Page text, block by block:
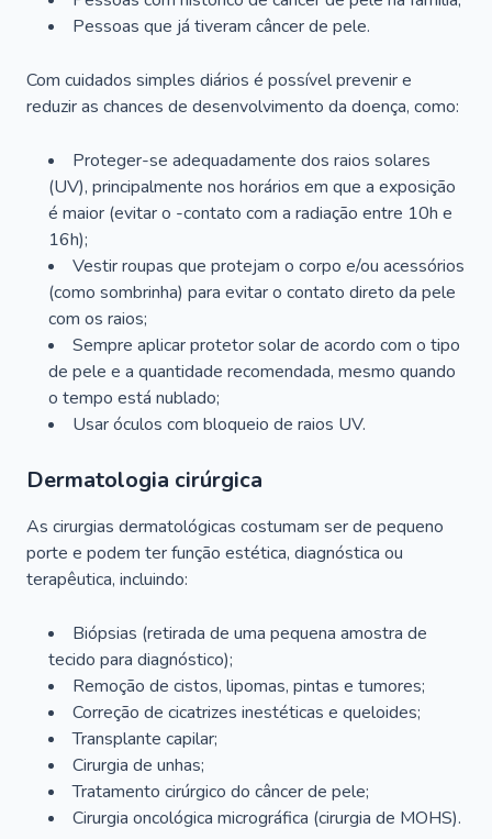
Pessoas que já tiveram câncer de pele.
Com cuidados simples diários é possível prevenir e
reduzir as chances de desenvolvimento da doença, como:
Proteger-se adequadamente dos raios solares
(UV), principalmente nos horários em que a exposição
é maior (evitar o -contato com a radiação entre 10h e
16h);
Vestir roupas que protejam o corpo e/ou acessórios
(como sombrinha) para evitar o contato direto da pele
com os raios;
Sempre aplicar protetor solar de acordo com o tipo
de pele e a quantidade recomendada, mesmo quando
o tempo está nublado;
Usar óculos com bloqueio de raios UV.
Dermatologia cirúrgica
As cirurgias dermatológicas costumam ser de pequeno
porte e podem ter função estética, diagnóstica ou
terapêutica, incluindo:
Biópsias (retirada de uma pequena amostra de
tecido para diagnóstico);
Remoção de cistos, lipomas, pintas e tumores;
Correção de cicatrizes inestéticas e queloides;
Transplante capilar;
Cirurgia de unhas;
Tratamento cirúrgico do câncer de pele;
Cirurgia oncológica micrográfica (cirurgia de MOHS).